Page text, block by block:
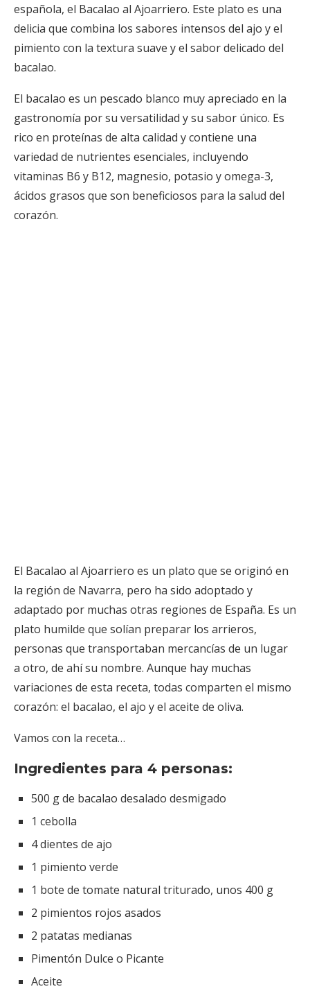
española, el Bacalao al Ajoarriero. Este plato es una
delicia que combina los sabores intensos del ajo y el
pimiento con la textura suave y el sabor delicado del
bacalao.
El bacalao es un pescado blanco muy apreciado en la
gastronomía por su versatilidad y su sabor único. Es
rico en proteínas de alta calidad y contiene una
variedad de nutrientes esenciales, incluyendo
vitaminas B6 y B12, magnesio, potasio y omega-3,
ácidos grasos que son beneficiosos para la salud del
corazón.
El Bacalao al Ajoarriero es un plato que se originó en
la región de Navarra, pero ha sido adoptado y
adaptado por muchas otras regiones de España. Es un
plato humilde que solían preparar los arrieros,
personas que transportaban mercancías de un lugar
a otro, de ahí su nombre. Aunque hay muchas
variaciones de esta receta, todas comparten el mismo
corazón: el bacalao, el ajo y el aceite de oliva.
Vamos con la receta…
Ingredientes para 4 personas:
500 g de bacalao desalado desmigado
1 cebolla
4 dientes de ajo
1 pimiento verde
1 bote de tomate natural triturado, unos 400 g
2 pimientos rojos asados
2 patatas medianas
Pimentón Dulce o Picante
Aceite